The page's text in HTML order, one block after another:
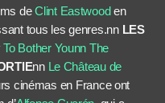
deClint Eastwooden
tous les genres.nnLES
To Bother Younn The
nn Le Château de
cinémas en France ont